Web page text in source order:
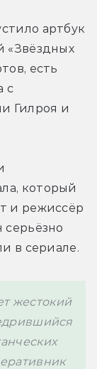
артбук
«Звёздных
есть
с
Гилроя и
который
и режиссёр
жестокий